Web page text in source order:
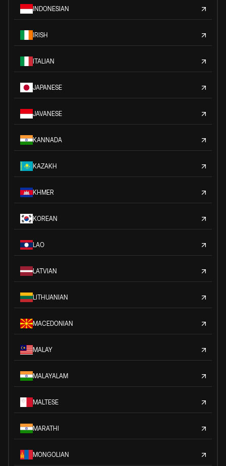
INDONESIAN
IRISH
ITALIAN
JAPANESE
JAVANESE
KANNADA
KAZAKH
KHMER
KOREAN
LAO
LATVIAN
LITHUANIAN
MACEDONIAN
MALAY
MALAYALAM
MALTESE
MARATHI
MONGOLIAN